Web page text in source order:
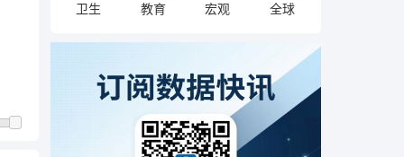
卫生 教育 宏观 全球